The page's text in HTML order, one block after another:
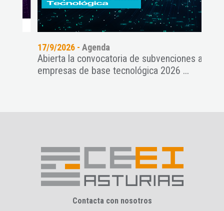
17/9/2026 -Agenda
Abierta la convocatoria de subvenciones a
empresas de base tecnológica 2026 ...
Contacta con nosotros